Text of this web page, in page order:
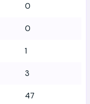
0
0
1
3
47